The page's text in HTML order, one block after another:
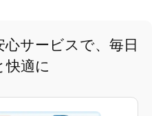
サービスで、毎日
快適に